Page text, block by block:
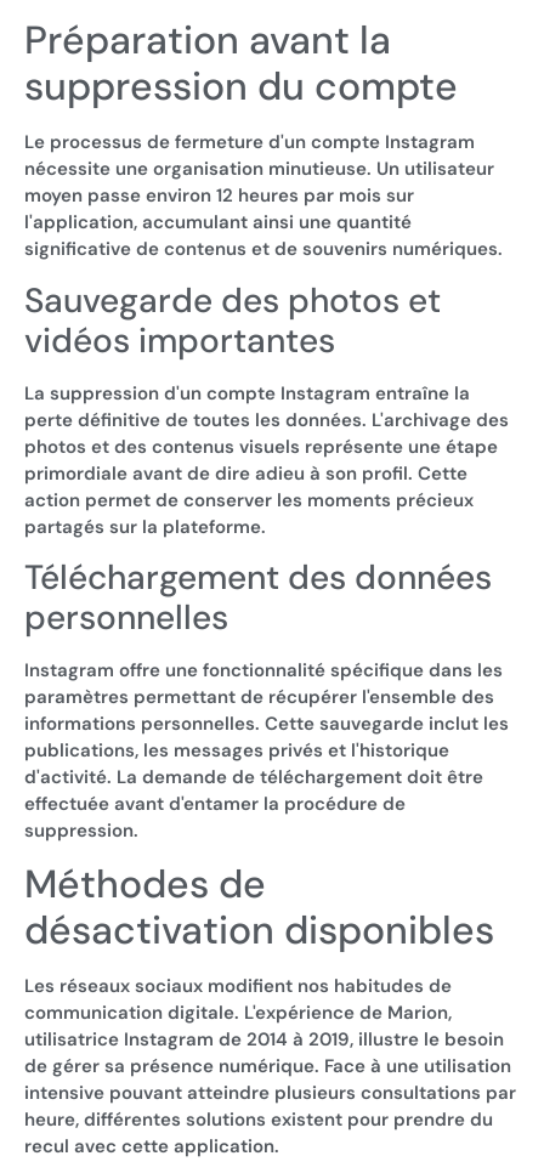
Préparation avant la
suppression du compte
Le processus de fermeture d'un compte Instagram
nécessite une organisation minutieuse. Un utilisateur
moyen passe environ 12 heures par mois sur
l'application, accumulant ainsi une quantité
significative de contenus et de souvenirs numériques.
Sauvegarde des photos et
vidéos importantes
La suppression d'un compte Instagram entraîne la
perte définitive de toutes les données. L'archivage des
photos et des contenus visuels représente une étape
primordiale avant de dire adieu à son profil. Cette
action permet de conserver les moments précieux
partagés sur la plateforme.
Téléchargement des données
personnelles
Instagram offre une fonctionnalité spécifique dans les
paramètres permettant de récupérer l'ensemble des
informations personnelles. Cette sauvegarde inclut les
publications, les messages privés et l'historique
d'activité. La demande de téléchargement doit être
effectuée avant d'entamer la procédure de
suppression.
Méthodes de
désactivation disponibles
Les réseaux sociaux modifient nos habitudes de
communication digitale. L'expérience de Marion,
utilisatrice Instagram de 2014 à 2019, illustre le besoin
de gérer sa présence numérique. Face à une utilisation
intensive pouvant atteindre plusieurs consultations par
heure, différentes solutions existent pour prendre du
recul avec cette application.